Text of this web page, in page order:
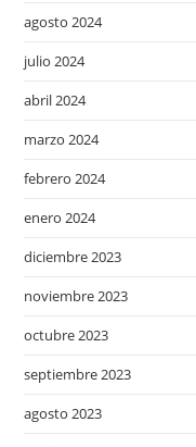
agosto 2024
julio 2024
abril 2024
marzo 2024
febrero 2024
enero 2024
diciembre 2023
noviembre 2023
octubre 2023
septiembre 2023
agosto 2023